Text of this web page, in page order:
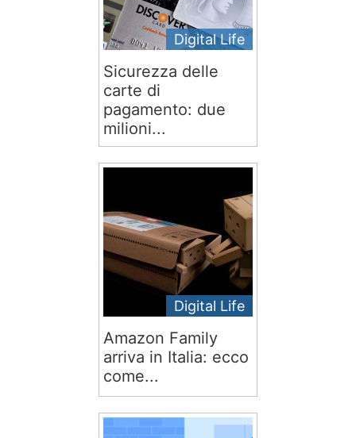
Digital Life
Sicurezza delle
carte di
pagamento: due
milioni...
Digital Life
Amazon Family
arriva in Italia: ecco
come...